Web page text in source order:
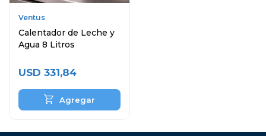
Ventus
Calentador de Leche y
Agua 8 Litros
USD 331,84